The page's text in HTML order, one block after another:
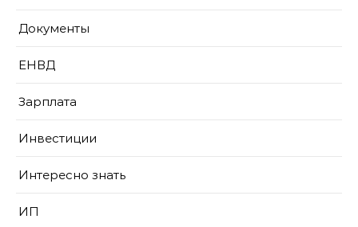
Документы
ЕНВД
Зарплата
Инвестиции
Интересно знать
ИП